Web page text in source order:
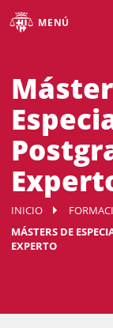
MENÚ
INICIO
MÁSTERS DE
EXPERTO